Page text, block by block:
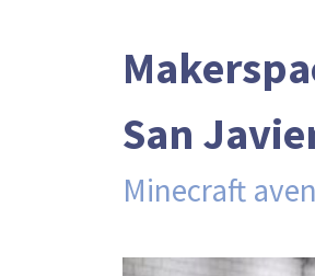
San
Minecraft